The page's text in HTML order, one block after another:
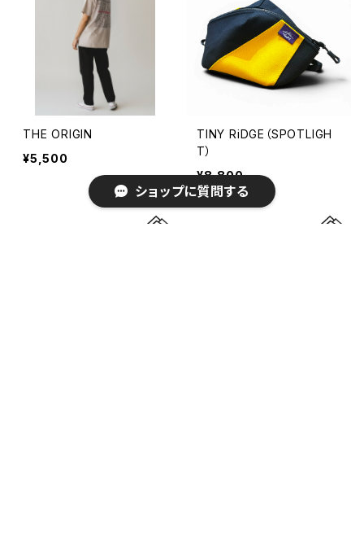
THE ORIGIN
¥5,500
TINY RiDGE（SPOTLIGH
T）
¥8,800
ショップに質問する